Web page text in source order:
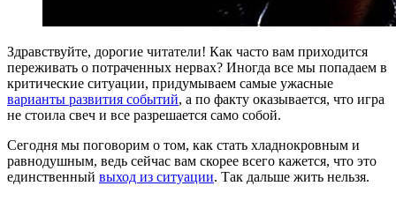
Здравствуйте, дорогие читатели! Как часто вам приходится
переживать о потраченных нервах? Иногда все мы попадаем в
критические ситуации, придумываем самые ужасные
варианты развития событий, а по факту оказывается, что игра
не стоила свеч и все разрешается само собой.
Сегодня мы поговорим о том, как стать хладнокровным и
равнодушным, ведь сейчас вам скорее всего кажется, что это
единственный выход из ситуации. Так дальше жить нельзя.